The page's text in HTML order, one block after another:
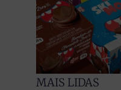
MAIS LIDAS